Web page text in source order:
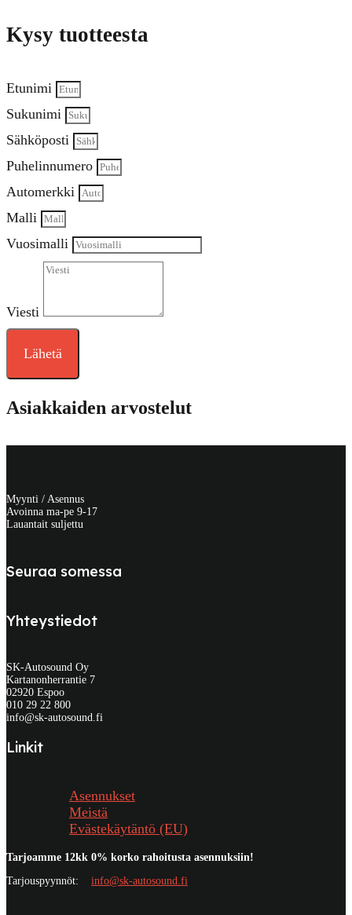
Kysy tuotteesta
Etunimi
Sukunimi
Sähköposti
Puhelinnumero
Automerkki
Malli
Vuosimalli
Viesti
Lähetä
Asiakkaiden arvostelut
Myynti / Asennus
Avoinna ma-pe 9-17
Lauantait suljettu
Seuraa somessa
Yhteystiedot
SK-Autosound Oy
Kartanonherrantie 7
02920 Espoo
010 29 22 800
info@sk-autosound.fi
Linkit
Asennukset
Meistä
Evästekäytäntö (EU)
Tarjoamme 12kk 0% korko rahoitusta asennuksiin!
Tarjouspyynnöt: info@sk-autosound.fi